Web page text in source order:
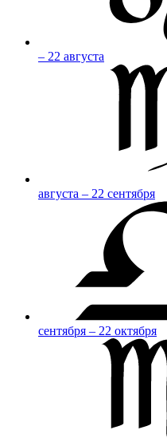
– 22 августа
августа – 22 сентября
сентября – 22 октября